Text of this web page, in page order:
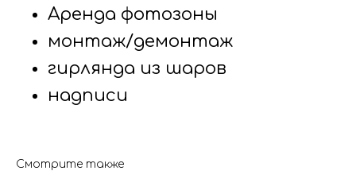
Аренда фотозоны
монтаж/демонтаж
гирлянда из шаров
надписи
Смотрите также